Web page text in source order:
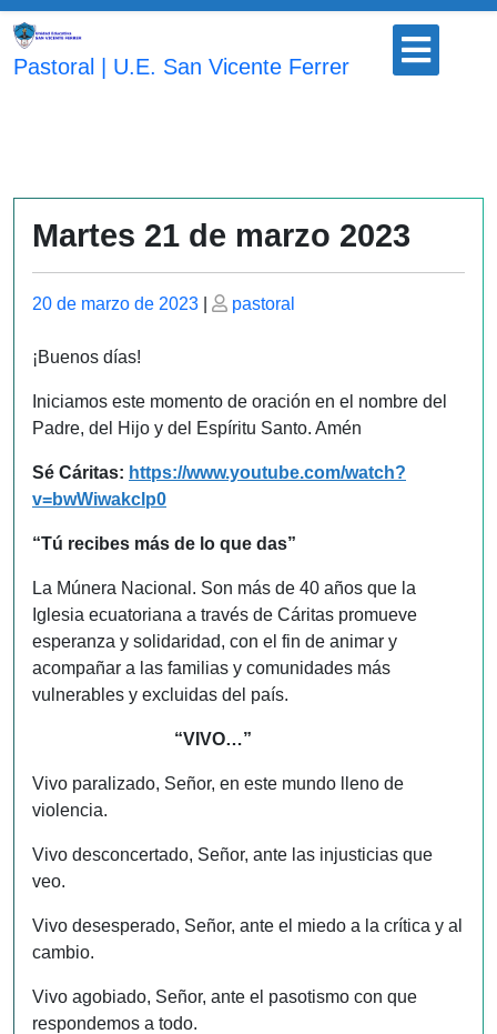
Saltar
contenido
Pastoral | U.E. San Vicente Ferrer
Botón
abrir
Martes 21 de marzo 2023
Publicado
20 de marzo de 2023
Publicado
pastoral
¡Buenos días!
Iniciamos este momento de oración en el nombre del
Padre, del Hijo y del Espíritu Santo. Amén
Sé Cáritas: https://www.youtube.com/watch?
v=bwWiwakclp0
“Tú recibes más de lo que das”
La Múnera Nacional. Son más de 40 años que la
Iglesia ecuatoriana a través de Cáritas promueve
esperanza y solidaridad, con el fin de animar y
acompañar a las familias y comunidades más
vulnerables y excluidas del país.
“VIVO…”
Vivo paralizado, Señor, en este mundo lleno de
violencia.
Vivo desconcertado, Señor, ante las injusticias que
veo.
Vivo desesperado, Señor, ante el miedo a la crítica y al
cambio.
Vivo agobiado, Señor, ante el pasotismo con que
respondemos a todo.